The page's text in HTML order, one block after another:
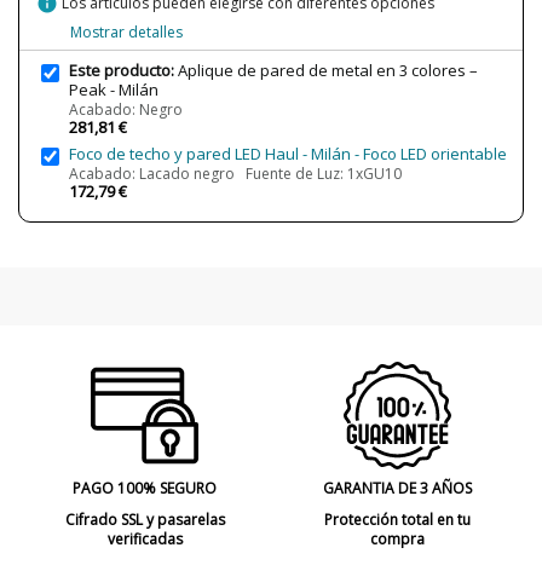
Certificados
Uso
Interior
Fabricado en
Año Lanzamiento
Tipo de Lámpara
Lámparas de Pared
Etiqueta Energética
Mostrar detalles
Este producto:Aplique de pared de metal en 3 colores –
Peak - Milán
Acabado: Negro
281,81 €
Foco de techo y pared LED Haul - Milán - Foco LED orientable
Acabado: Lacado negro Fuente de Luz: 1xGU10
172,79 €
PAGO 100% SEGURO
Cifrado SSL y pasarelas
verificadas
GARANTIA DE 3 AÑOS
Protección total en tu
compra